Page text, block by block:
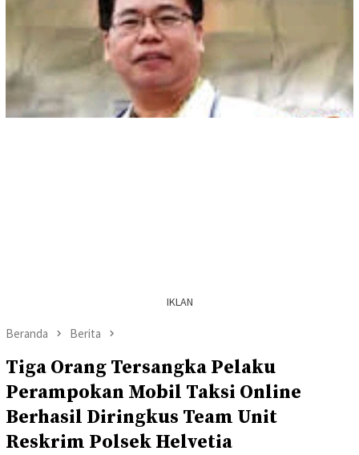
IKLAN
Beranda Berita
Tiga Orang Tersangka Pelaku
Perampokan Mobil Taksi Online
Berhasil Diringkus Team Unit
Reskrim Polsek Helvetia